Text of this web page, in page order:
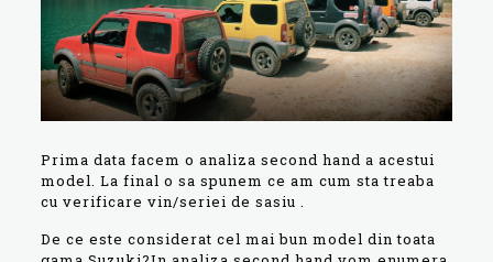
Prima data facem o analiza second hand a acestui
model. La final o sa spunem ce am cum sta treaba
cu verificare vin/seriei de sasiu .
De ce este considerat cel mai bun model din toata